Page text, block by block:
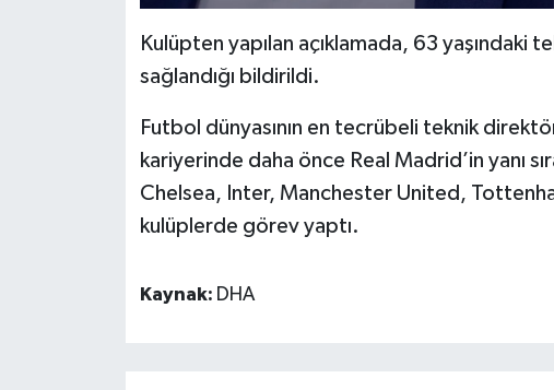
Kulüpten yapılan açıklamada, 63 yaşındaki
sağlandığı bildirildi.
Futbol dünyasının en tecrübeli teknik
kariyerinde daha önce Real Madrid’in yanı
Chelsea, Inter, Manchester United,
kulüplerde görev yaptı.
Kaynak: DHA